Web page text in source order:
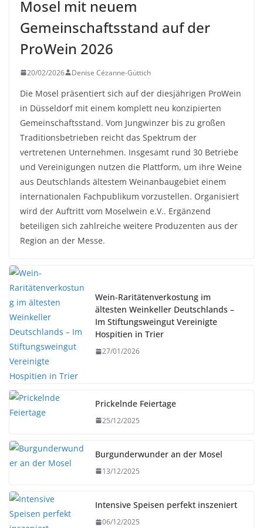
Mosel mit neuem
Gemeinschaftsstand auf der
ProWein 2026
20/02/2026 Denise Cézanne-Güttich
Die Mosel präsentiert sich auf der diesjährigen ProWein
in Düsseldorf mit einem komplett neu konzipierten
Gemeinschaftsstand. Vom Jungwinzer bis zu großen
Traditionsbetrieben reicht das Spektrum der
vertretenen Unternehmen. Insgesamt rund 30 Betriebe
und Vereinigungen nutzen die Plattform, um ihre Weine
aus Deutschlands ältestem Weinanbaugebiet einem
internationalen Fachpublikum vorzustellen. Organisiert
wird der Auftritt vom Moselwein e.V.. Ergänzend
beteiligen sich zahlreiche weitere Produzenten aus der
Region an der Messe.
Wein-Raritätenverkostung im
ältesten Weinkeller Deutschlands –
Im Stiftungsweingut Vereinigte
Hospitien in Trier
27/01/2026
Prickelnde Feiertage
25/12/2025
Burgunderwunder an der Mosel
13/12/2025
Intensive Speisen perfekt inszeniert
06/12/2025